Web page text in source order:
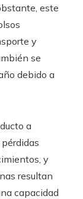
este
y
se
debido a
a
y
resultan
capacidad